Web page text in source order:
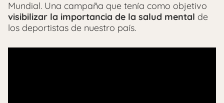
Mundial. Una campaña que tenía como objetivo
visibilizar la importancia de la salud mental de
los deportistas de nuestro país.